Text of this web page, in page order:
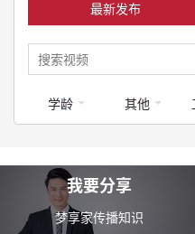
最新发布
学龄 其他
我要分享
梦享家传播知识